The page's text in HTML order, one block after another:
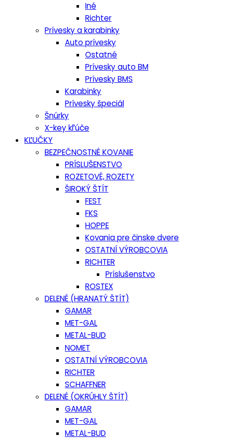
Iné
Richter
Prívesky a karabinky
Auto prívesky
Ostatné
Prívesky auto BM
Prívesky BMS
Karabinky
Prívesky špeciál
Šnúrky
X-key kľúče
KĽUČKY
BEZPEČNOSTNÉ KOVANIE
PRÍSLUŠENSTVO
ROZETOVÉ, ROZETY
ŠIROKÝ ŠTÍT
FEST
FKS
HOPPE
Kovania pre činske dvere
OSTATNÍ VÝROBCOVIA
RICHTER
Príslušenstvo
ROSTEX
DELENÉ (HRANATÝ ŠTÍT)
GAMAR
MET-GAL
METAL-BUD
NOMET
OSTATNÍ VÝROBCOVIA
RICHTER
SCHAFFNER
DELENÉ (OKRÚHLY ŠTÍT)
GAMAR
MET-GAL
METAL-BUD